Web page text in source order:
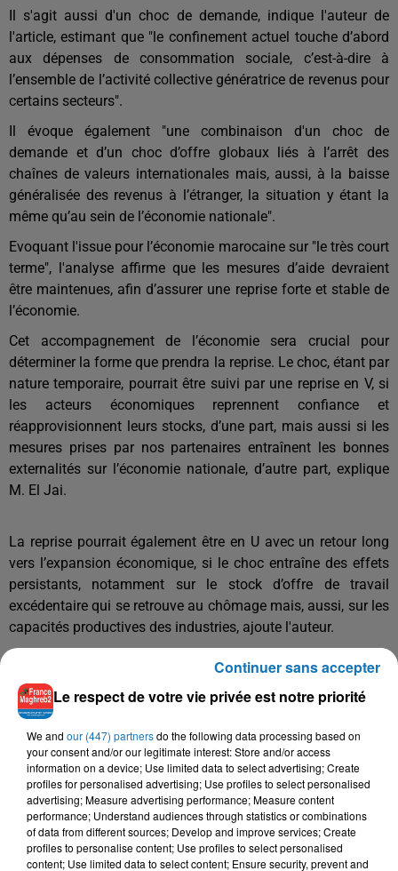
Il s'agit aussi d'un choc de demande, indique l'auteur de
l'article, estimant que "le confinement actuel touche d’abord
aux dépenses de consommation sociale, c’est-à-dire à
l’ensemble de l’activité collective génératrice de revenus pour
certains secteurs".
Il évoque également "une combinaison d'un choc de
demande et d’un choc d’offre globaux liés à l’arrêt des
chaînes de valeurs internationales mais, aussi, à la baisse
généralisée des revenus à l’étranger, la situation y étant la
même qu’au sein de l’économie nationale".
Evoquant l'issue pour l’économie marocaine sur "le très court
terme", l'analyse affirme que les mesures d’aide devraient
être maintenues, afin d’assurer une reprise forte et stable de
l’économie.
Cet accompagnement de l’économie sera crucial pour
déterminer la forme que prendra la reprise. Le choc, étant par
nature temporaire, pourrait être suivi par une reprise en V, si
les acteurs économiques reprennent confiance et
réapprovisionnent leurs stocks, d’une part, mais aussi si les
mesures prises par nos partenaires entraînent les bonnes
externalités sur l’économie nationale, d’autre part, explique
M. El Jai.
La reprise pourrait également être en U avec un retour long
vers l’expansion économique, si le choc entraîne des effets
persistants, notamment sur le stock d’offre de travail
excédentaire qui se retrouve au chômage mais, aussi, sur les
capacités productives des industries, ajoute l'auteur.
Pour M. El Jai, malgré une hausse constante du budget
alloué à la santé, les efforts consentis restent en deçà des
attentes. A cela s’ajoute d’importantes disparités régionales
en termes de dépenses et d’effectifs de santé.
La priorité doit désormais être donnée à ce secteur, indique
l'auteur, soulignant que le "plan santé 2025", adopté en 2018,
constitue un énorme pas en avant (...).
"A l’heure où notre pays réfléchit à un nouveau modèle de
Le respect de votre vie privée est notre priorité
We and our (447) partnersdo the following data processing based on
your consent and/or our legitimate interest: Store and/or access
information on a device; Use limited data to select advertising; Create
profiles for personalised advertising; Use profiles to select personalised
advertising; Measure advertising performance; Measure content
performance; Understand audiences through statistics or combinations
of data from different sources; Develop and improve services; Create
profiles to personalise content; Use profiles to select personalised
content; Use limited data to select content; Ensure security, prevent and
Continuer sans accepter